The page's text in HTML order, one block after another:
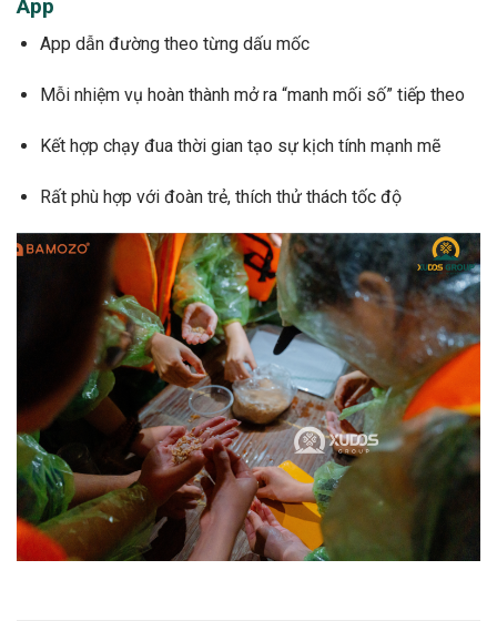
App
App dẫn đường theo từng dấu mốc
Mỗi nhiệm vụ hoàn thành mở ra “manh mối số” tiếp theo
Kết hợp chạy đua thời gian tạo sự kịch tính mạnh mẽ
Rất phù hợp với đoàn trẻ, thích thử thách tốc độ